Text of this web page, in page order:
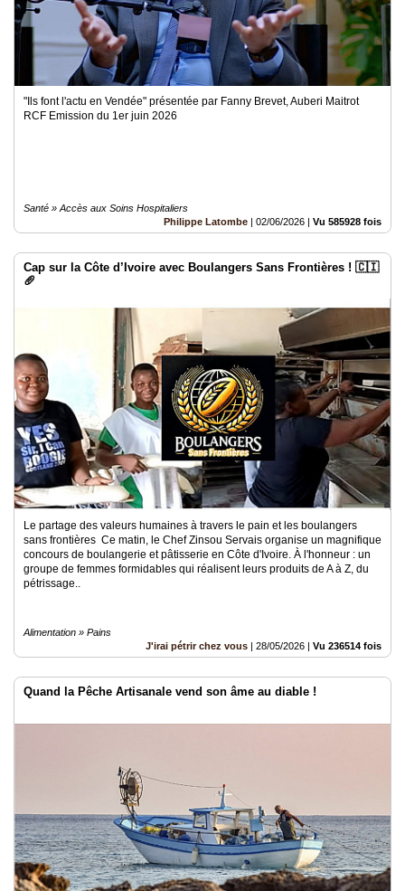
"Ils font l'actu en Vendée" présentée par Fanny Brevet, Auberi Maitrot
RCF Emission du 1er juin 2026
Santé » Accès aux Soins Hospitaliers
Philippe Latombe | 02/06/2026 | Vu 585928 fois
Cap sur la Côte d’Ivoire avec Boulangers Sans Frontières ! 🇨🇮
🥖
Le partage des valeurs humaines à travers le pain et les boulangers
sans frontières Ce matin, le Chef Zinsou Servais organise un magnifique
concours de boulangerie et pâtisserie en Côte d'Ivoire. À l'honneur : un
groupe de femmes formidables qui réalisent leurs produits de A à Z, du
pétrissage..
Alimentation » Pains
J'irai pétrir chez vous | 28/05/2026 | Vu 236514 fois
Quand la Pêche Artisanale vend son âme au diable !